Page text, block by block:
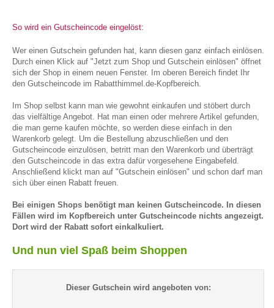
So wird ein Gutscheincode eingelöst:
Wer einen Gutschein gefunden hat, kann diesen ganz einfach einlösen.
Durch einen Klick auf "Jetzt zum Shop und Gutschein einlösen" öffnet
sich der Shop in einem neuen Fenster. Im oberen Bereich findet Ihr
den Gutscheincode im Rabatthimmel.de-Kopfbereich.
Im Shop selbst kann man wie gewohnt einkaufen und stöbert durch
das vielfältige Angebot. Hat man einen oder mehrere Artikel gefunden,
die man gerne kaufen möchte, so werden diese einfach in den
Warenkorb gelegt. Um die Bestellung abzuschließen und den
Gutscheincode einzulösen, betritt man den Warenkorb und überträgt
den Gutscheincode in das extra dafür vorgesehene Eingabefeld.
Anschließend klickt man auf "Gutschein einlösen" und schon darf man
sich über einen Rabatt freuen.
Bei einigen Shops benötigt man keinen Gutscheincode. In diesen
Fällen wird im Kopfbereich unter Gutscheincode nichts angezeigt.
Dort wird der Rabatt sofort einkalkuliert.
Und nun viel Spaß beim Shoppen
Dieser Gutschein wird angeboten von: